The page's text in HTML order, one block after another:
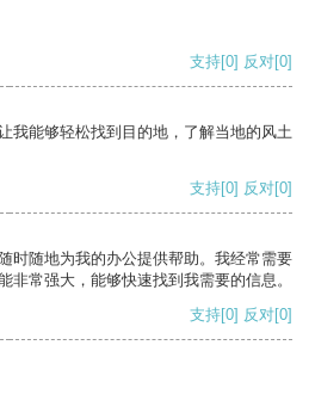
支持[0] 反对[0]
我能够轻松找到目的地，了解当地的风土
支持[0] 反对[0]
时随地为我的办公提供帮助。我经常需要
非常强大，能够快速找到我需要的信息。
支持[0] 反对[0]